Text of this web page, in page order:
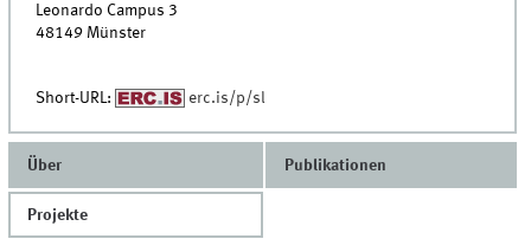
Leonardo Campus 3
48149 Münster
Short-URL: erc.is/p/sl
Über Publikationen
Projekte